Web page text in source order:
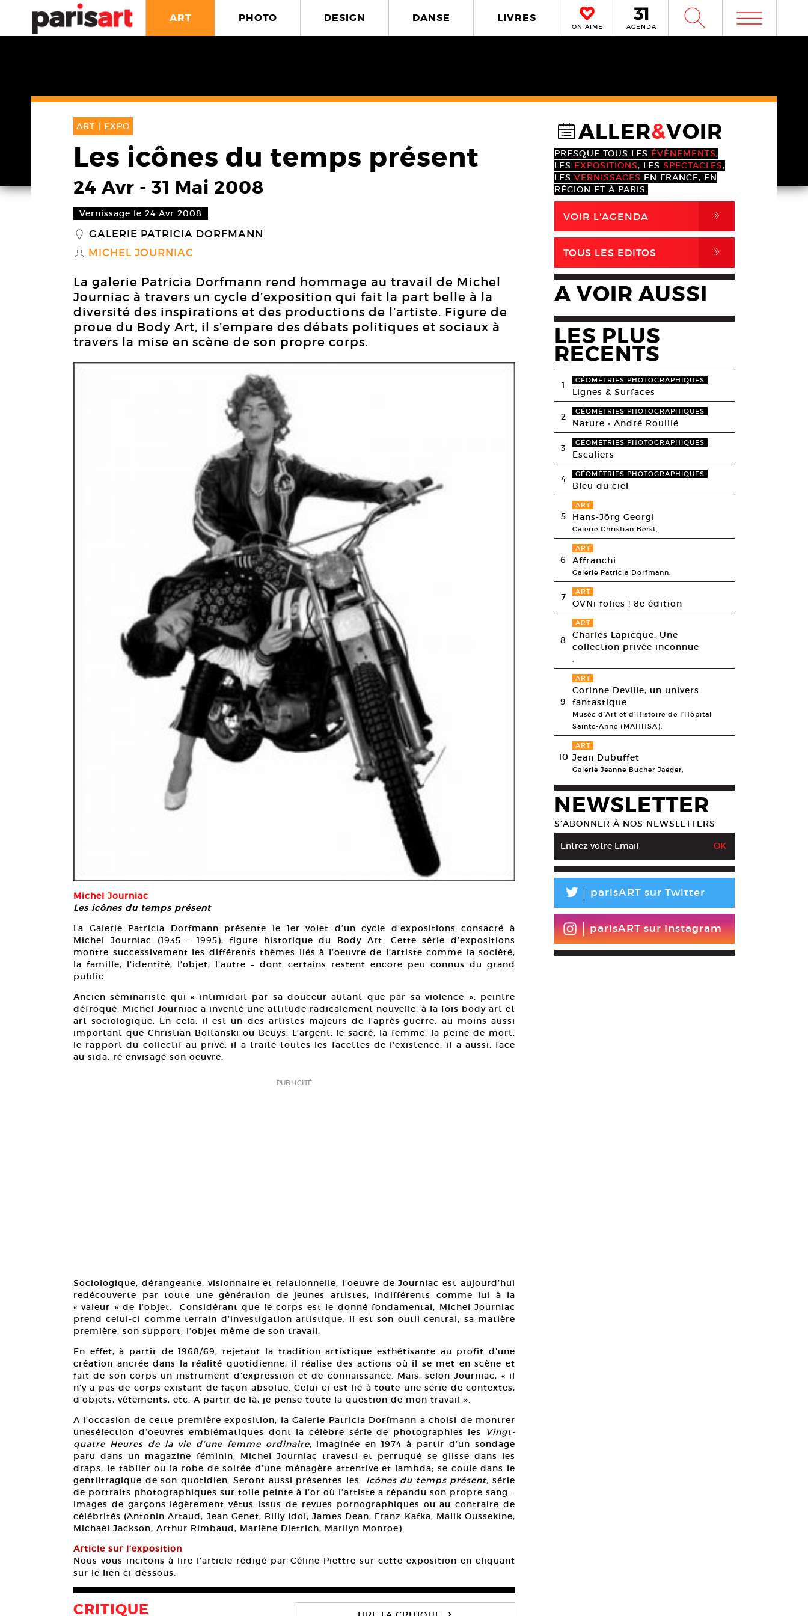
ART PHOTO DESIGN DANSE LIVRES
ON AIME AGENDA W m
ART | EXPO
Les icônes du temps présent
24 Avr - 31 Mai 2008
Vernissage le 24 Avr 2008
_ GALERIE PATRICIA DORFMANN
S MICHEL JOURNIAC
La galerie Patricia Dorfmann rend hommage au travail de Michel
Journiac à travers un cycle d’exposition qui fait la part belle à la
diversité des inspirations et des productions de l’artiste. Figure de
proue du Body Art, il s’empare des débats politiques et sociaux à
travers la mise en scène de son propre corps.
Michel Journiac
Les icônes du temps présent
La Galerie Patricia Dorfmann présente le 1er volet d’un cycle d’expositions consacré à
Michel Journiac (1935 – 1995), figure historique du Body Art. Cette série d’expositions
montre successivement les différents thèmes liés à l’oeuvre de l’artiste comme la société,
la famille, l’identité, l’objet, l’autre – dont certains restent encore peu connus du grand
public.
Ancien séminariste qui « intimidait par sa douceur autant que par sa violence », peintre
défroqué, Michel Journiac a inventé une attitude radicalement nouvelle, à la fois body art et
art sociologique. En cela, il est un des artistes majeurs de l’après-guerre, au moins aussi
important que Christian Boltanski ou Beuys. L’argent, le sacré, la femme, la peine de mort,
le rapport du collectif au privé, il a traité toutes les facettes de l’existence; il a aussi, face
au sida, ré envisagé son oeuvre.
PUBLICITÉ
Sociologique, dérangeante, visionnaire et relationnelle, l’oeuvre de Journiac est aujourd’hui
redécouverte par toute une génération de jeunes artistes, indifférents comme lui à la
« valeur » de l’objet. Considérant que le corps est le donné fondamental, Michel Journiac
prend celui-ci comme terrain d’investigation artistique. Il est son outil central, sa matière
première, son support, l’objet même de son travail.
En effet, à partir de 1968/69, rejetant la tradition artistique esthétisante au profit d’une
création ancrée dans la réalité quotidienne, il réalise des actions où il se met en scène et
fait de son corps un instrument d’expression et de connaissance. Mais, selon Journiac, « il
n’y a pas de corps existant de façon absolue. Celui-ci est lié à toute une série de contextes,
d’objets, vêtements, etc. A partir de là, je pense toute la question de mon travail ».
A l’occasion de cette première exposition, la Galerie Patricia Dorfmann a choisi de montrer
unesélection d’oeuvres emblématiques dont la célèbre série de photographies les
Vingt-
quatre Heures de la vie d’une femme ordinaire, imaginée en 1974 à partir d’un sondage
paru dans un magazine féminin, Michel Journiac travesti et perruqué se glisse dans les
draps, le tablier ou la robe de soirée d’une ménagère attentive et lambda; se coule dans le
gentiltragique de son quotidien. Seront aussi présentes les Icônes du temps présent,série
de portraits photographiques sur toile peinte à l’or où l’artiste a répandu son propre sang –
images de garçons légèrement vêtus issus de revues pornographiques ou au contraire de
célébrités (Antonin Artaud, Jean Genet, Billy Idol, James Dean, Franz Kafka, Malik Oussekine,
Michaël Jackson, Arthur Rimbaud, Marlène Dietrich, Marilyn Monroe).
Article sur l’exposition
Nous vous incitons à lire l’article rédigé par Céline Piettre sur cette exposition en cliquant
sur le lien ci-dessous.
CRITIQUE
@ALLER&VOIR
PRESQUE TOUS LES ÉVÈNEMENTS,
LES EXPOSITIONS, LES SPECTACLES,
LES VERNISSAGES EN FRANCE, EN
RÉGION ET À PARIS.
VOIR L'AGENDA ,
TOUS LES EDITOS ,
A VOIR AUSSI
LES PLUS
RECENTS
1 GÉOMÉTRIES PHOTOGRAPHIQUES
Lignes & Surfaces
2 GÉOMÉTRIES PHOTOGRAPHIQUES
Nature • André Rouillé
3 GÉOMÉTRIES PHOTOGRAPHIQUES
Escaliers
4 GÉOMÉTRIES PHOTOGRAPHIQUES
Bleu du ciel
5
ART
Hans-Jörg Georgi
Galerie Christian Berst,
6
ART
Affranchi
Galerie Patricia Dorfmann,
7 ART
OVNi folies ! 8e édition
8
ART
Charles Lapicque. Une
collection privée inconnue
,
9
ART
Corinne Deville, un univers
fantastique
Musée d’Art et d’Histoire de l’Hôpital
Sainte-Anne (MAHHSA),
10
ART
Jean Dubuffet
Galerie Jeanne Bucher Jaeger,
NEWSLETTER
S’ABONNER À NOS NEWSLETTERS
L parisART sur Twitter
parisART sur Instagram